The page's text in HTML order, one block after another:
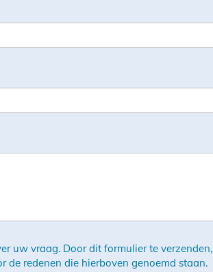
uw vraag. Door dit formulier te verzenden,
de redenen die hierboven genoemd staan.